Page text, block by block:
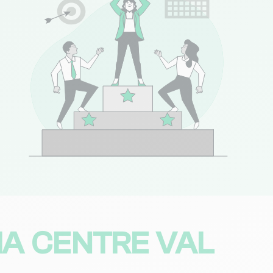
Consulter
Consulter
avis) Consulter
CENTRE VAL